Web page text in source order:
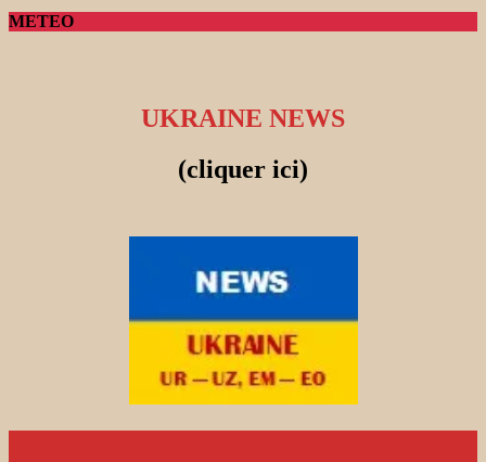
METEO
UKRAINE NEWS
(cliquer ici)